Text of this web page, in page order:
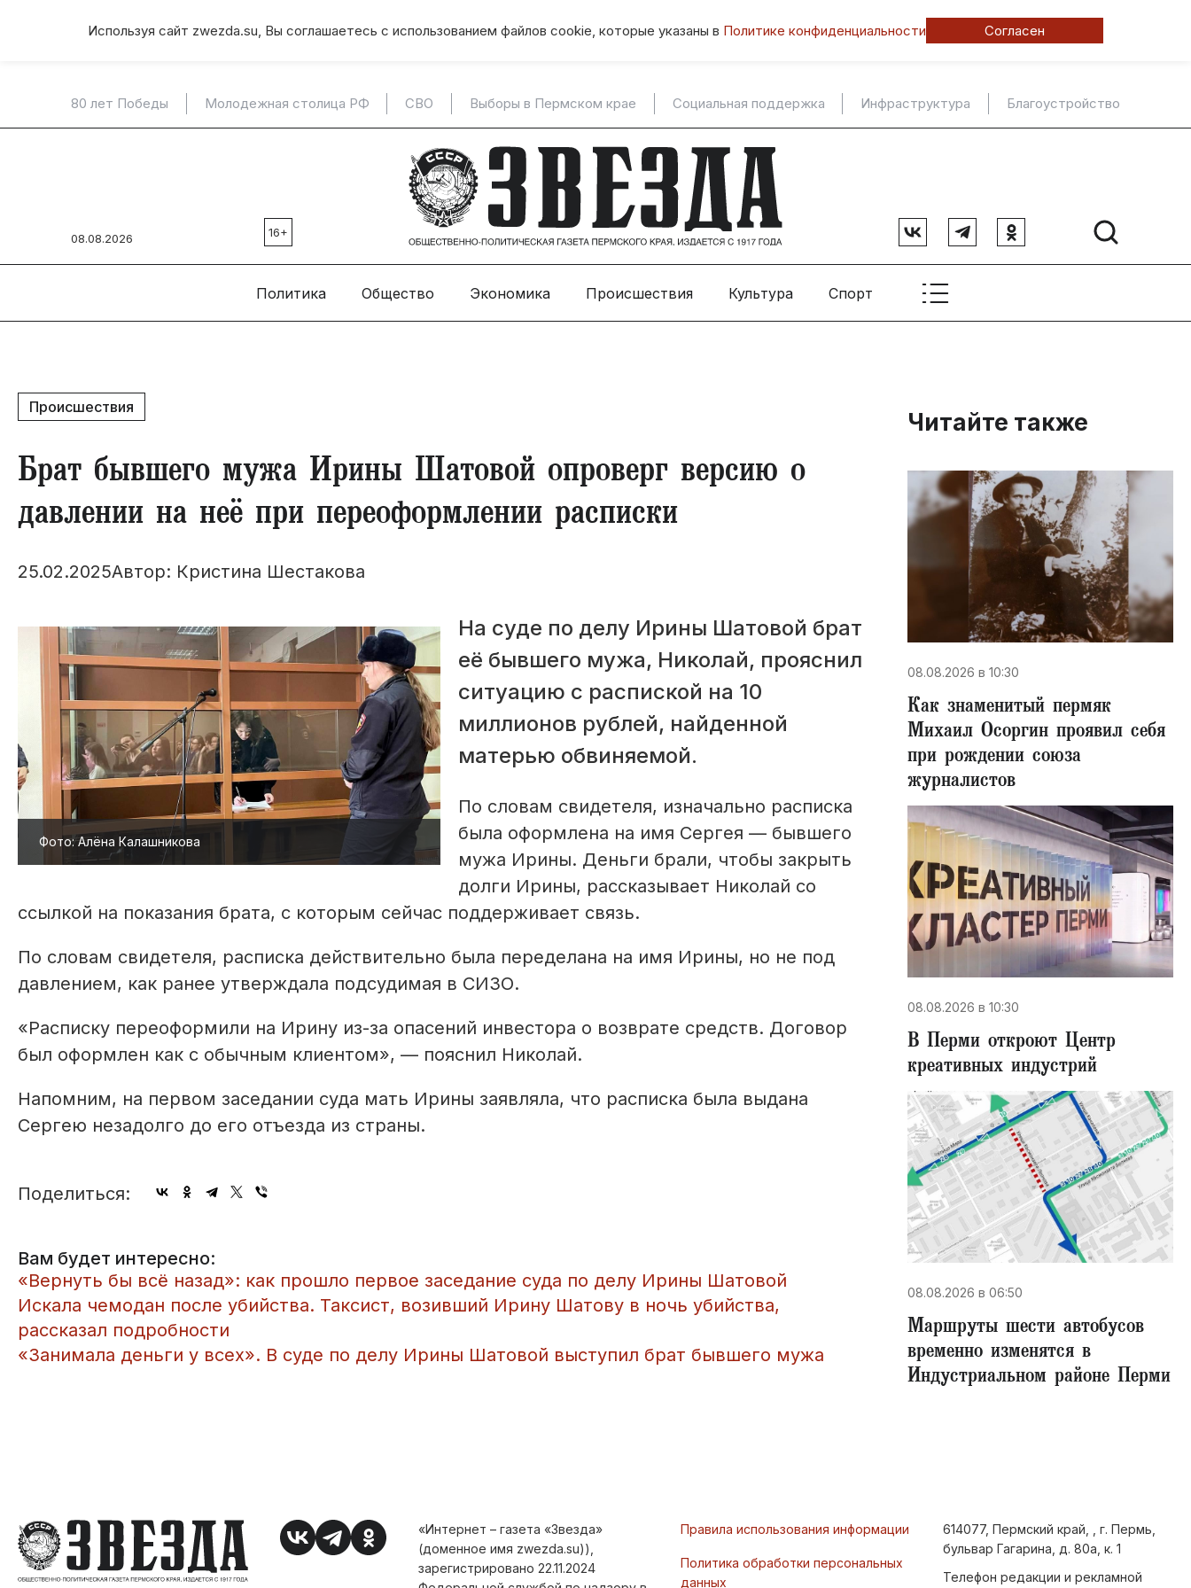
Используя сайт zwezda.su, Вы соглашаетесь с использованием файлов cookie, которые указаны в Политике конфиденциальности Согласен
80 лет Победы Молодежная столица РФ СВО Выборы в Пермском крае Социальная поддержка Инфраструктура Благоустройство
08.08.2026 16+
Политика Общество Экономика Происшествия Культура Спорт
Происшествия
​Брат бывшего мужа Ирины Шатовой опроверг версию о
давлении на неё при переоформлении расписки
25.02.2025Автор: Кристина Шестакова
Фото: Алёна Калашникова
На суде по делу Ирины Шатовой брат
её бывшего мужа, Николай, прояснил
ситуацию с распиской на 10
миллионов рублей, найденной
матерью обвиняемой.
По словам свидетеля, изначально расписка
была оформлена на имя Сергея — бывшего
мужа Ирины. Деньги брали, чтобы закрыть
долги Ирины, рассказывает Николай со
ссылкой на показания брата, с которым сейчас поддерживает связь.
По словам свидетеля, расписка действительно была переделана на имя Ирины, но не под
давлением, как ранее утверждала подсудимая в СИЗО.
«Расписку переоформили на Ирину из-за опасений инвестора о возврате средств. Договор
был оформлен как с обычным клиентом», — пояснил Николай.
Напомним, на первом заседании суда мать Ирины заявляла, что расписка была выдана
Сергею незадолго до его отъезда из страны.
Поделиться:
Вам будет интересно:
​«Вернуть бы всё назад»: как прошло первое заседание суда по делу Ирины Шатовой
​Искала чемодан после убийства. Таксист, возивший Ирину Шатову в ночь убийства,
рассказал подробности
​«Занимала деньги у всех». В суде по делу Ирины Шатовой выступил брат бывшего мужа
Читайте также
08.08.2026 в 10:30
​Как знаменитый пермяк
Михаил Осоргин проявил себя
при рождении союза
журналистов
08.08.2026 в 10:30
В Перми откроют Центр
креативных индустрий
08.08.2026 в 06:50
Маршруты шести автобусов
временно изменятся в
Индустриальном районе Перми
«Интернет – газета «Звезда»
(доменное имя zwezda.su)),
зарегистрировано 22.11.2024
Правила использования информации
Политика обработки персональных
данных
614077, Пермский край, , г. Пермь,
бульвар Гагарина, д. 80а, к. 1
Телефон редакции и рекламной